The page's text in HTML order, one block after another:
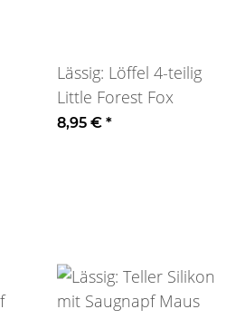
Lässig: Löffel 4-teilig
Little Forest Fox
8,95 € *